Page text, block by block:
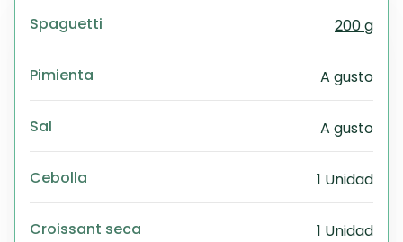
Spaguetti 200 g
Pimienta A gusto
Sal A gusto
Cebolla 1 Unidad
Croissant seca 1 Unidad